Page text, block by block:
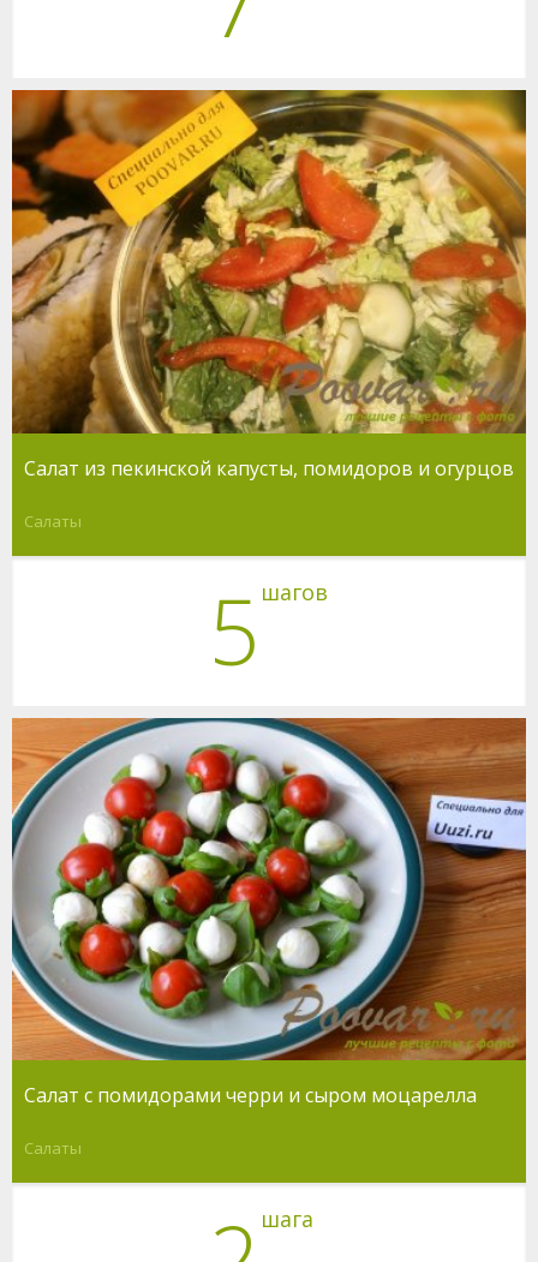
Салат из пекинской капусты, помидоров и огурцов
Салаты
5 шагов
Салат с помидорами черри и сыром моцарелла
Салаты
шага